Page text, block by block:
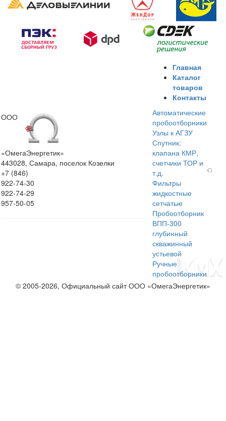
ООО
«ОмегаЭнергетик»
443028, Самара, поселок Козелки
+7 (846)
922-74-30
922-74-29
957-50-05
Главная
Каталог
товаров
Контакты
Автоматические
пробоотборники
Узлы к АГЗУ
Спутник:
клапана КМР,
счетчики ТОР и
т.д.
Фильтры
жидкостные
сетчатые
Пробоотборник
ВПП-300
глубинный
скважинный
устьевой
Ручные
пробоотборники
© 2005-2026, Официальный сайт ООО «ОмегаЭнергетик»